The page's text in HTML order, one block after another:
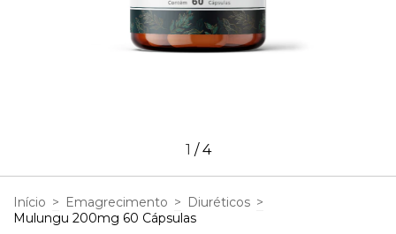
1 /4
Início > Emagrecimento > Diuréticos >
Mulungu 200mg 60 Cápsulas